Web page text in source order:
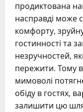
продиктована
насправді може
комфорту,
гостинності та
незручностей,
пережити. Тому
мимоволі
обіду в гостях,
залишити цю